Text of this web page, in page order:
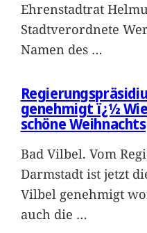
Ehrenstadtrat
Stadtverordnete
Namen des …
genehmigt ï¿½
schöne
Bad Vilbel. Vom
Darmstadt ist jetzt
Vilbel genehmigt
auch die …